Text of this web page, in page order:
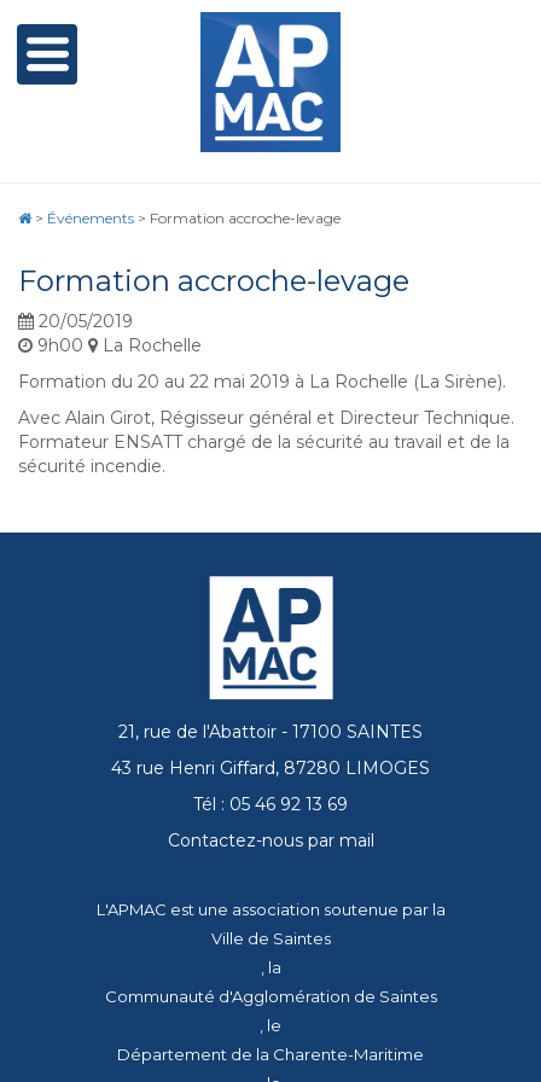
> Événements > Formation accroche-levage
Formation accroche-levage
20/05/2019
9h00
La Rochelle
Formation du 20 au 22 mai 2019 à La Rochelle (La Sirène).
Avec Alain Girot, Régisseur général et Directeur Technique.
Formateur ENSATT chargé de la sécurité au travail et de la
sécurité incendie.
21, rue de l'Abattoir - 17100 SAINTES
43 rue Henri Giffard, 87280 LIMOGES
Tél : 05 46 92 13 69
Contactez-nous par mail
L'APMAC est une association soutenue par la
Ville de Saintes
, la
Communauté d'Agglomération de Saintes
, le
Département de la Charente-Maritime